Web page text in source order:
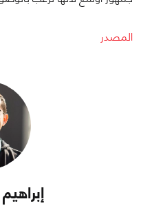
المصدر